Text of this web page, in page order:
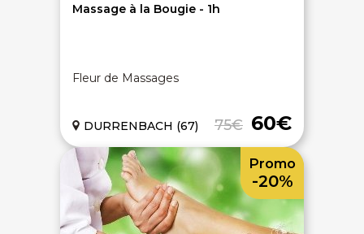
Massage à la Bougie - 1h
Fleur de Massages
75€ 60€
DURRENBACH (67)
Promo
-20%